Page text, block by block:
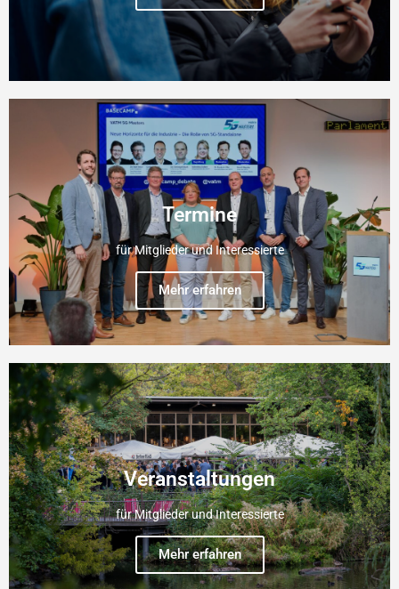
Termine
für Mitglieder und Interessierte
Mehr erfahren
Veranstaltungen
für Mitglieder und Interessierte
Mehr erfahren